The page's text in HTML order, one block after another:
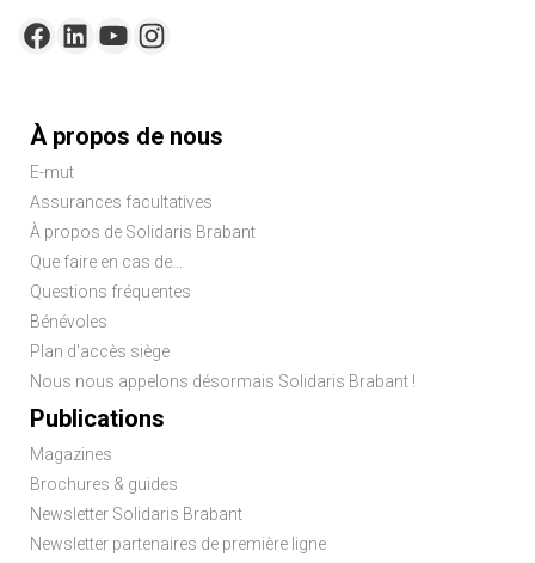
Menu
Pied
de
page
À propos de nous
E-mut
Assurances facultatives
À propos de Solidaris Brabant
Que faire en cas de...
Questions fréquentes
Bénévoles
Plan d'accès siège
Nous nous appelons désormais Solidaris Brabant !
Publications
Magazines
Brochures & guides
Newsletter Solidaris Brabant
Newsletter partenaires de première ligne